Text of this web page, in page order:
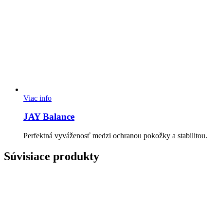
Viac info
JAY Balance
Perfektná vyváženosť medzi ochranou pokožky a stabilitou.
Súvisiace produkty